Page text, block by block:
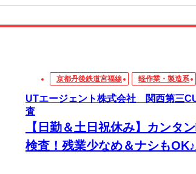
京都丹後鉄道宮福線 軽作業・製造系
UTエージェント株式会社 関西第三
査
【日勤＆土日祝休み】カンタ
検査！残業少なめ＆ナシも